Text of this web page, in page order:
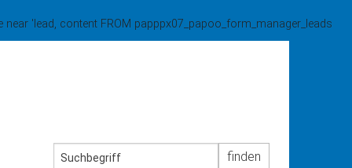
'lead, content FROM papppx07_papoo_form_manager_leads